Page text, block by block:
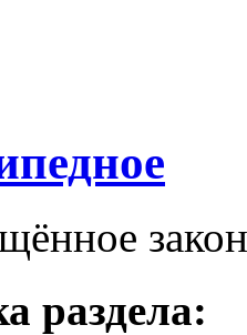
раздела: